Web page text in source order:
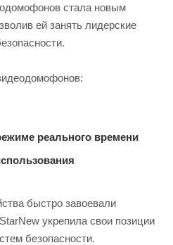
стала новым
ей занять лидерские
реального времени
быстро завоевали
укрепила свои позиции
безопасности.